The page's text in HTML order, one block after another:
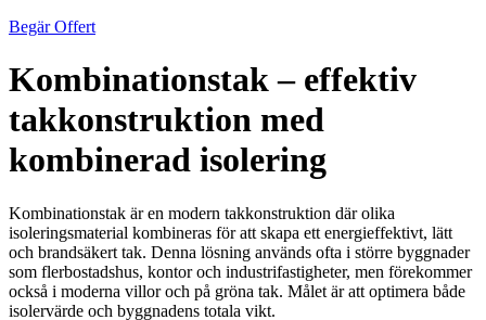
Begär Offert
Kombinationstak – effektiv
takkonstruktion med
kombinerad isolering
Kombinationstak är en modern takkonstruktion där olika
isoleringsmaterial kombineras för att skapa ett energieffektivt, lätt
och brandsäkert tak. Denna lösning används ofta i större byggnader
som flerbostadshus, kontor och industrifastigheter, men förekommer
också i moderna villor och på gröna tak. Målet är att optimera både
isolervärde och byggnadens totala vikt.